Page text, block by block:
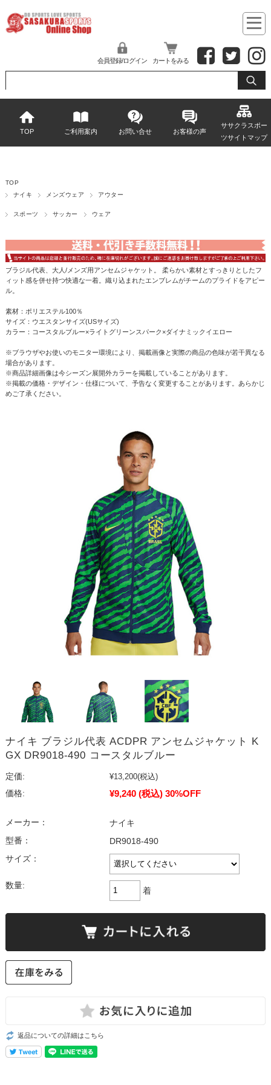
会員登録/ログイン カートをみる
TOP ご利用案内 お問い合せ お客様の声
ササクラスポー
ツサイトマップ
TOP
ナイキ
メンズウェア アウター
スポーツ サッカー ウェア
ブラジル代表、大人/メンズ用アンセムジャケット。 柔らかい素材とすっきりとしたフ
ィット感を併せ持つ快適な一着。織り込まれたエンブレムがチームのプライドをアピー
ル。
素材：ポリエステル100％
サイズ：ウエスタンサイズ(USサイズ)
カラー：コースタルブルー×ライトグリーンスパーク×ダイナミックイエロー
※ブラウザやお使いのモニター環境により、掲載画像と実際の商品の色味が若干異なる
場合があります。
※商品詳細画像は今シーズン展開外カラーを掲載していることがあります。
※掲載の価格・デザイン・仕様について、予告なく変更することがあります。あらかじ
めご了承ください。
ナイキ ブラジル代表 ACDPR アンセムジャケット K
GX DR9018-490 コースタルブルー
定価: ¥13,200(税込)
価格:
¥9,240 (税込) 30%OFF
メーカー：
ナイキ
型番：
DR9018-490
サイズ：
数量:
着
返品についての詳細はこちら